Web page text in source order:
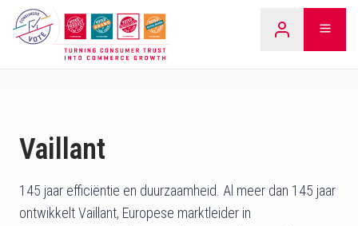
Overslaan
naar
LEARN
Vaillant
145 jaar efficiëntie en duurzaamheid. Al meer dan 145 jaar
ontwikkelt Vaillant, Europese marktleider in